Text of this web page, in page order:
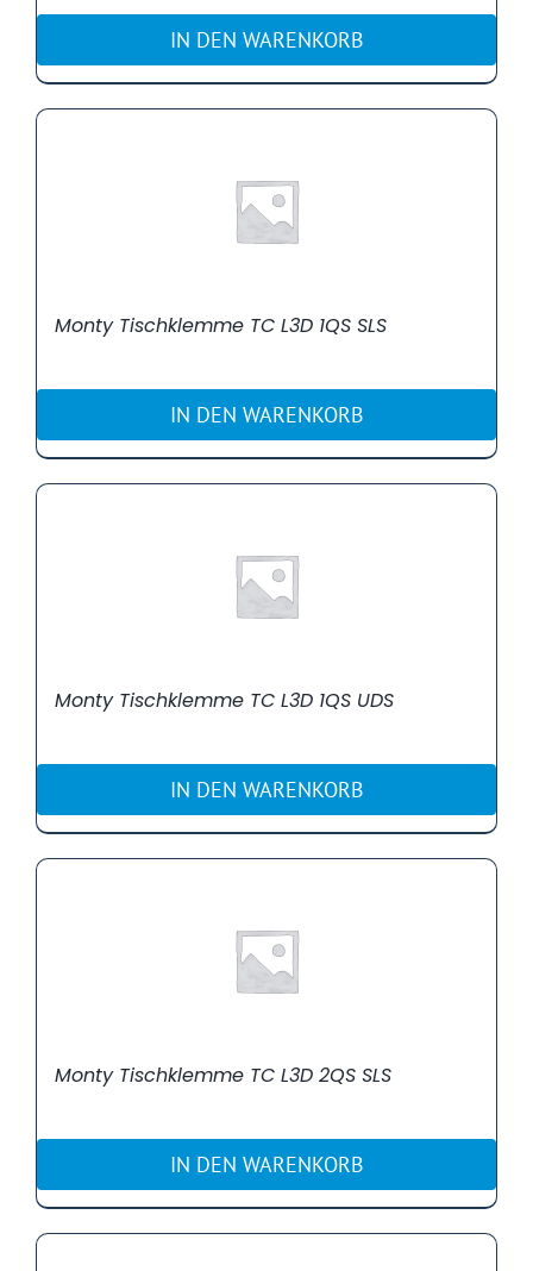
IN DEN WARENKORB
Monty Tischklemme TC L3D 1QS SLS
IN DEN WARENKORB
Monty Tischklemme TC L3D 1QS UDS
IN DEN WARENKORB
Monty Tischklemme TC L3D 2QS SLS
IN DEN WARENKORB